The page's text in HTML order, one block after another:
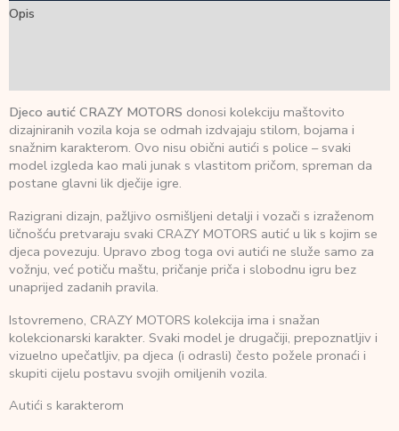
Opis
Djeco autić CRAZY MOTORS donosi kolekciju maštovito
dizajniranih vozila koja se odmah izdvajaju stilom, bojama i
snažnim karakterom. Ovo nisu obični autići s police – svaki
model izgleda kao mali junak s vlastitom pričom, spreman da
postane glavni lik dječije igre.
Razigrani dizajn, pažljivo osmišljeni detalji i vozači s izraženom
ličnošću pretvaraju svaki CRAZY MOTORS autić u lik s kojim se
djeca povezuju. Upravo zbog toga ovi autići ne služe samo za
vožnju, već potiču maštu, pričanje priča i slobodnu igru bez
unaprijed zadanih pravila.
Istovremeno, CRAZY MOTORS kolekcija ima i snažan
kolekcionarski karakter. Svaki model je drugačiji, prepoznatljiv i
vizuelno upečatljiv, pa djeca (i odrasli) često požele pronaći i
skupiti cijelu postavu svojih omiljenih vozila.
Autići s karakterom